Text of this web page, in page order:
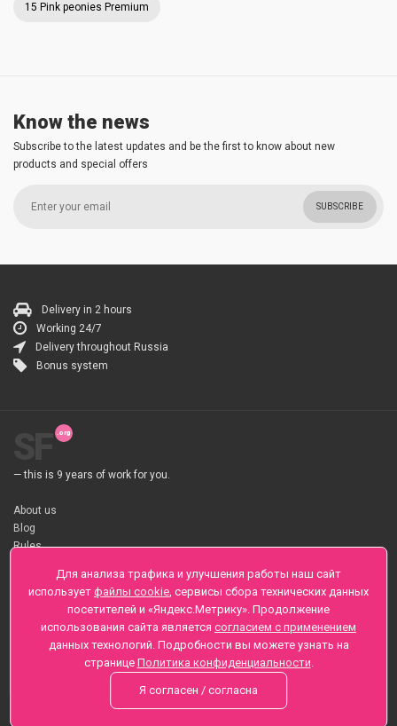
15 Pink peonies Premium
Know the news
Subscribe to the latest updates and be the first to know about new
products and special offers
SUBSCRIBE
Delivery in 2 hours
Working 24/7
Delivery throughout Russia
Bonus system
— this is 9 years of work for you.
About us
Blog
Rules
About flower Delivery
Payment
Telegramm
Sankt-Peterburg, Zaozernaya 6
+7 (812) 425-01-16
Questions? Call 24 hours
Для анализа трафика и улучшения работы наш сайт
использует файлы cookie, сервисы сбора технических данных
посетителей и «Яндекс.Метрику». Продолжение
использования сайта является согласием с применением
данных технологий. Подробности вы можете узнать на
странице Политика конфиденциальности.
Я согласен / согласна